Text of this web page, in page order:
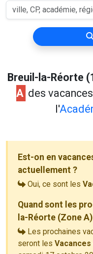
Breuil-la-Réorte
A des
l'
Est-on en
actuellement ?
Oui, ce sont les
Quand sont les
la-Réorte (Zone
Les prochaines
seront les Vacances